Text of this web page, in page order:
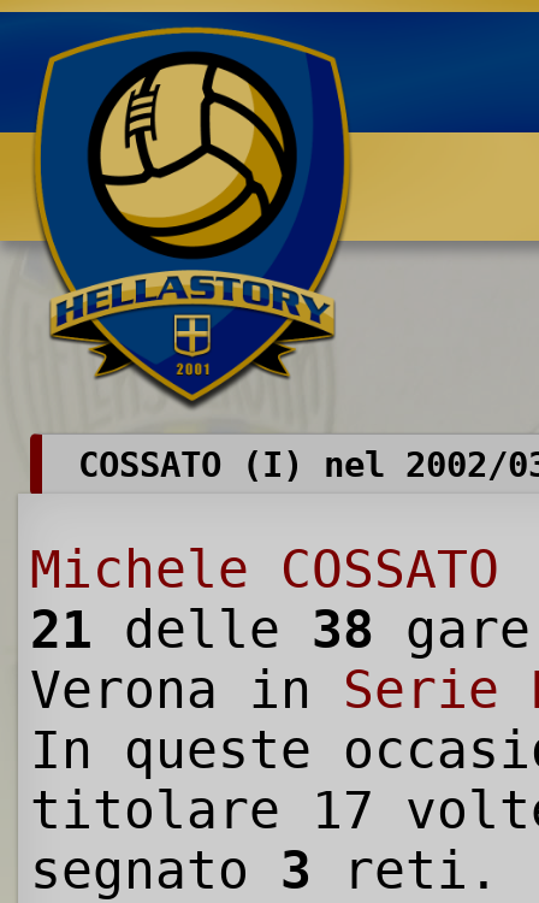
Benvenuti su HELLASTORY.net
COSSATO (I) nel 2002/
Michele
21 delle 38
Verona in Serie
In queste
titolare 17
segnato 3 reti.